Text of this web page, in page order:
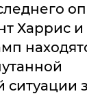
Харрис
ситуации